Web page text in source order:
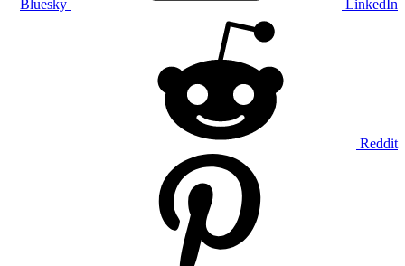
Bluesky LinkedIn
Reddit